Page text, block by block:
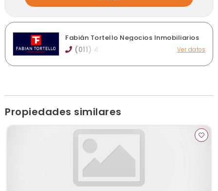
Fabián Tortello Negocios Inmobiliarios
(011) 42 Ver datos
Ver publicaciones de la inmobiliaria
Propiedades similares